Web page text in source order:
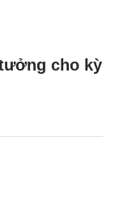
cho kỳ